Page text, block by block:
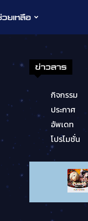
ยเหลือ
ข่าวสาร
กิจกรรม
ประกาศ
อัพเดท
โปรโมชั่น